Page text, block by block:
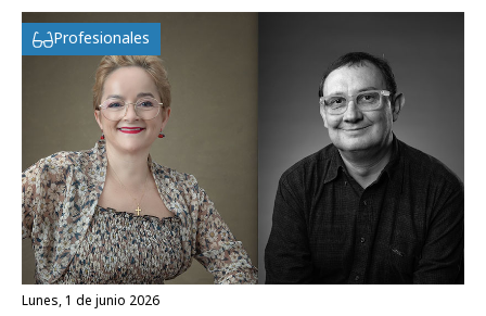
Profesionales
lunes, 1 de junio 2026